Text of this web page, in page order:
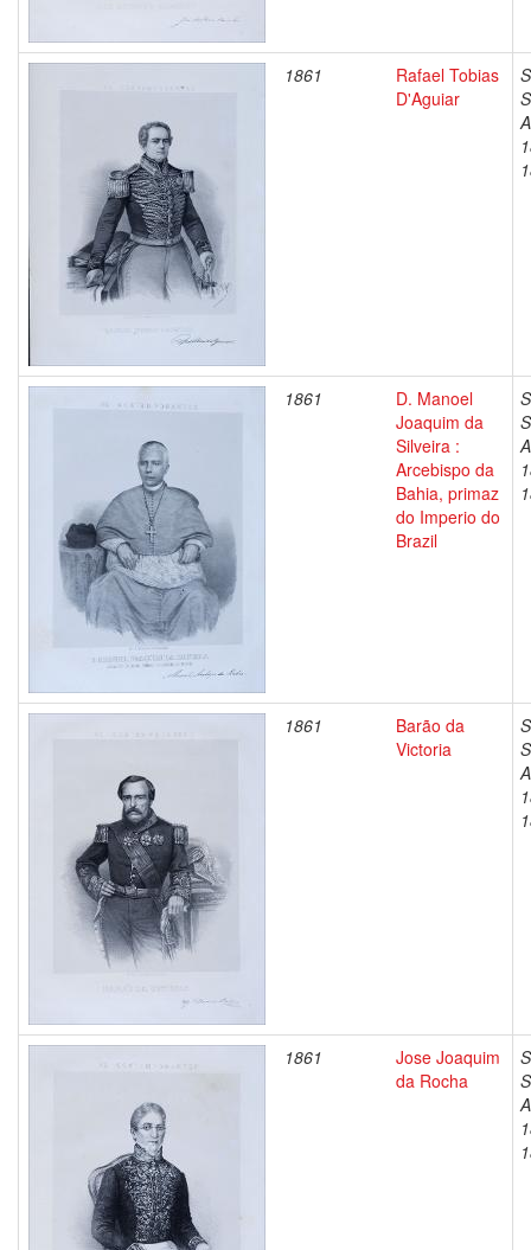
1861
Rafael Tobias
D'Aguiar
1861
D. Manoel
Joaquim da
Silveira :
Arcebispo da
Bahia, primaz
do Imperio do
Brazil
1861
Barão da
Victoria
1861
Jose Joaquim
da Rocha